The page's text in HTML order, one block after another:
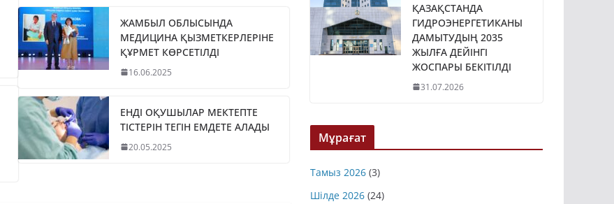
ЖАМБЫЛ ОБЛЫСЫНДА
МЕДИЦИНА ҚЫЗМЕТКЕРЛЕРІНЕ
ҚҰРМЕТ КӨРСЕТІЛДІ
16.06.2025
ЕНДІ ОҚУШЫЛАР МЕКТЕПТЕ
ТІСТЕРІН ТЕГІН ЕМДЕТЕ АЛАДЫ
20.05.2025
ҚАЗАҚСТАНДА
ГИДРОЭНЕРГЕТИКАНЫ
ДАМЫТУДЫҢ 2035
ЖЫЛҒА ДЕЙІНГІ
ЖОСПАРЫ БЕКІТІЛДІ
31.07.2026
Мұрағат
Тамыз 2026 (3)
Шілде 2026 (24)